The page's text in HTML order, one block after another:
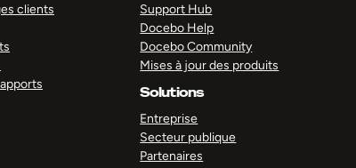
clients
Support Hub
Docebo Help
Docebo Community
Mises à jour des produits
Solutions
Entreprise
Secteur publique
Partenaires